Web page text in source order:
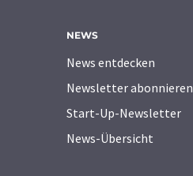
NEWS
News entdecken
Newsletter abonnieren
Start-Up-Newsletter
News-Übersicht